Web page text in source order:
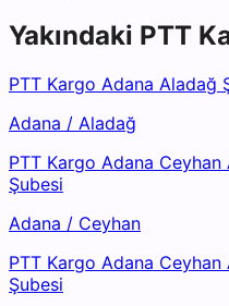
Yakındaki PTT
PTT Kargo Adana Aladağ
Adana / Aladağ
PTT Kargo Adana Ceyhan
Şubesi
Adana / Ceyhan
PTT Kargo Adana
Şubesi